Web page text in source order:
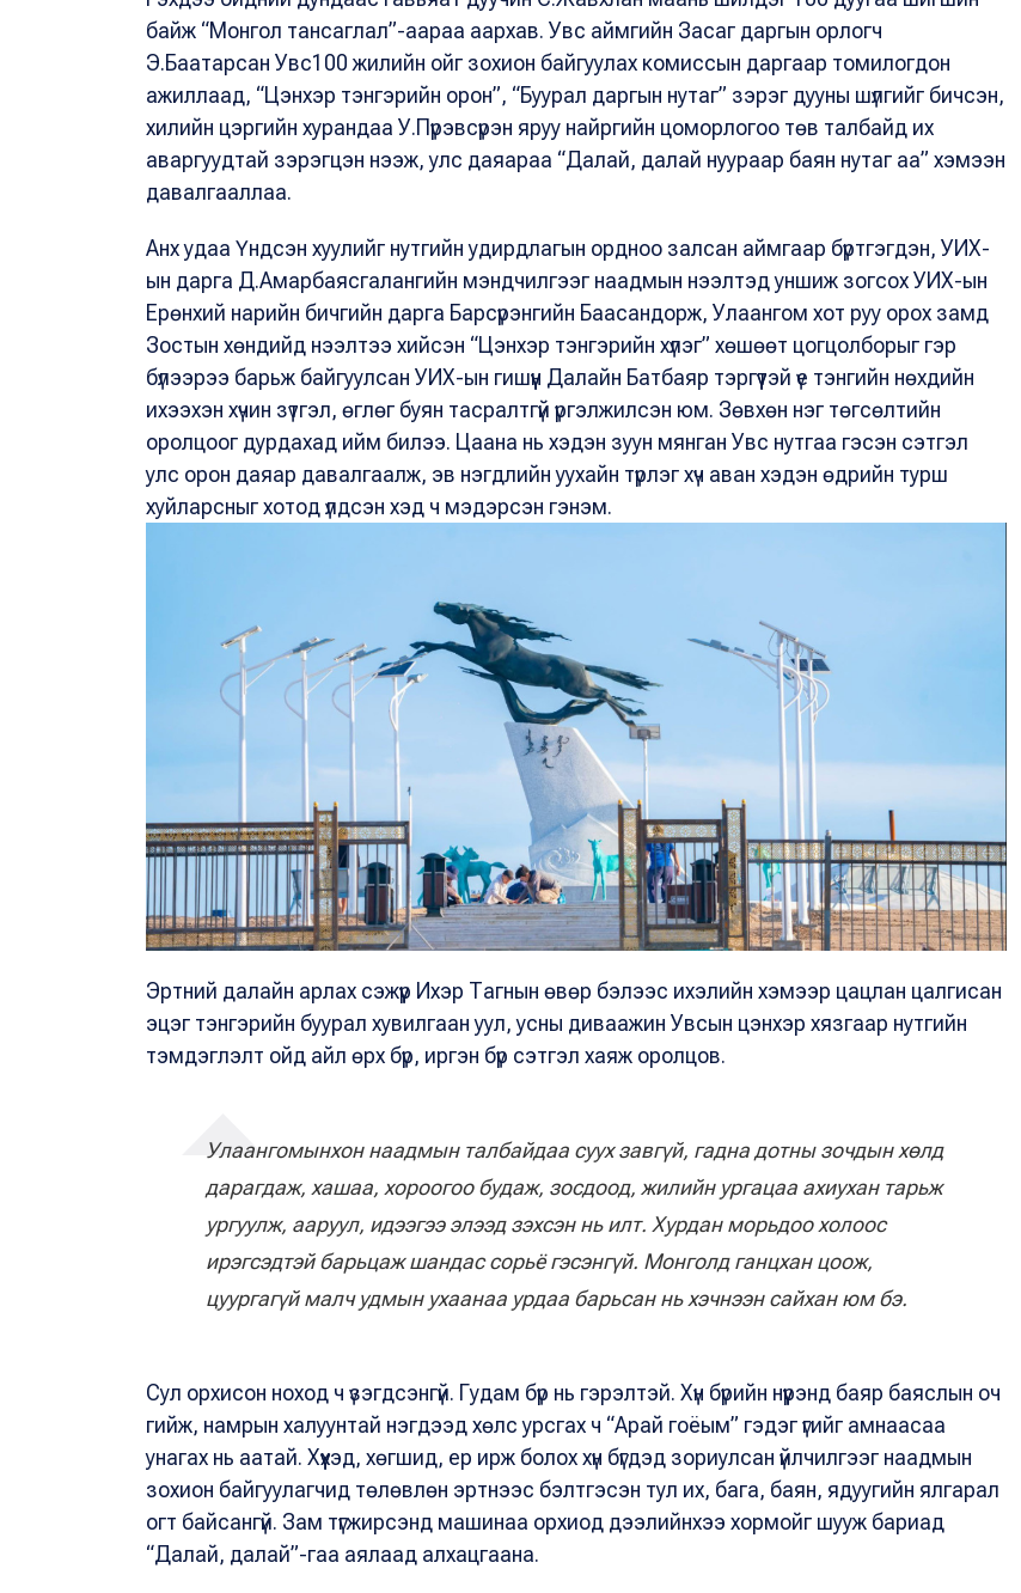
байж “Монгол тансаглал”-аараа аархав. Увс аймгийн Засаг даргын орлогч
Э.Баатарсан Увс100 жилийн ойг зохион байгуулах комиссын даргаар томилогдон
ажиллаад, “Цэнхэр тэнгэрийн орон”, “Буурал даргын нутаг” зэрэг дууны шүлгийг бичсэн,
хилийн цэргийн хурандаа У.Пүрэвсүрэн яруу найргийн цоморлогоо төв талбайд их
аваргуудтай зэрэгцэн нээж, улс даяараа “Далай, далай нуураар баян нутаг аа” хэмээн
давалгааллаа.
Анх удаа Үндсэн хуулийг нутгийн удирдлагын ордноо залсан аймгаар бүртгэгдэн, УИХ-
ын дарга Д.Амарбаясгалангийн мэндчилгээг наадмын нээлтэд уншиж зогсох УИХ-ын
Ерөнхий нарийн бичгийн дарга Барсүрэнгийн Баасандорж, Улаангом хот руу орох замд
Зостын хөндийд нээлтээ хийсэн “Цэнхэр тэнгэрийн хүлэг” хөшөөт цогцолборыг гэр
бүлээрээ барьж байгуулсан УИХ-ын гишүүн Далайн Батбаяр тэргүүтэй үе тэнгийн нөхдийн
ихээхэн хүчин зүтгэл, өглөг буян тасралтгүй үргэлжилсэн юм. Зөвхөн нэг төгсөлтийн
оролцоог дурдахад ийм билээ. Цаана нь хэдэн зуун мянган Увс нутгаа гэсэн сэтгэл
улс орон даяар давалгаалж, эв нэгдлийн уухайн түрлэг хүч аван хэдэн өдрийн турш
хуйларсныг хотод үлдсэн хэд ч мэдэрсэн гэнэм.
Эртний далайн арлах сэжүүр Ихэр Тагнын өвөр бэлээс ихэлийн хэмээр цацлан цалгисан
эцэг тэнгэрийн буурал хувилгаан уул, усны диваажин Увсын цэнхэр хязгаар нутгийн
тэмдэглэлт ойд айл өрх бүр, иргэн бүр сэтгэл хаяж оролцов.
Улаангомынхон наадмын талбайдаа суух завгүй, гадна дотны зочдын хөлд
дарагдаж, хашаа, хороогоо будаж, зосдоод, жилийн ургацаа ахиухан тарьж
ургуулж, ааруул, идээгээ элээд зэхсэн нь илт. Хурдан морьдоо холоос
ирэгсэдтэй барьцаж шандас сорьё гэсэнгүй. Монголд ганцхан цоож,
цуургагүй малч удмын ухаанаа урдаа барьсан нь хэчнээн сайхан юм бэ.
Сул орхисон ноход ч үзэгдсэнгүй. Гудам бүр нь гэрэлтэй. Хүн бүрийн нүүрэнд баяр баяслын оч
гийж, намрын халуунтай нэгдээд хөлс урсгах ч “Арай гоёым” гэдэг үгийг амнаасаа
унагах нь аатай. Хүүхэд, хөгшид, ер ирж болох хүн бүгдэд зориулсан үйлчилгээг наадмын
зохион байгуулагчид төлөвлөн эртнээс бэлтгэсэн тул их, бага, баян, ядуугийн ялгарал
огт байсангүй. Зам түгжирсэнд машинаа орхиод дээлийнхээ хормойг шууж бариад
“Далай, далай”-гаа аялаад алхацгаана.